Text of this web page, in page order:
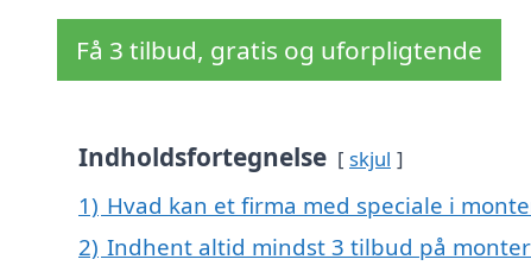
Få 3 tilbud, gratis og uforpligtende
Indholdsfortegnelse skjul
1) Hvad kan et firma med speciale i
2) Indhent altid mindst 3 tilbud på